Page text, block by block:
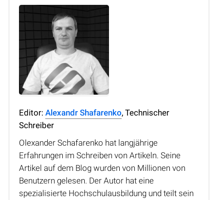
Editor: Alexandr Shafarenko, Technischer
Schreiber
Olexander Schafarenko hat langjährige
Erfahrungen im Schreiben von Artikeln. Seine
Artikel auf dem Blog wurden von Millionen von
Benutzern gelesen. Der Autor hat eine
spezialisierte Hochschulausbildung und teilt sein